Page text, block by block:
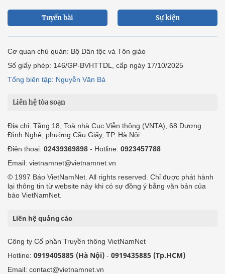
Tuyến bài Sự kiện
Cơ quan chủ quản: Bộ Dân tộc và Tôn giáo
Số giấy phép: 146/GP-BVHTTDL, cấp ngày 17/10/2025
Tổng biên tập: Nguyễn Văn Bá
Liên hệ tòa soạn
Địa chỉ: Tầng 18, Toà nhà Cục Viễn thông (VNTA), 68 Dương
Đình Nghệ, phường Cầu Giấy, TP. Hà Nội.
Điện thoại: 02439369898 - Hotline: 0923457788
Email: vietnamnet@vietnamnet.vn
© 1997 Báo VietNamNet. All rights reserved. Chỉ được phát hành
lại thông tin từ website này khi có sự đồng ý bằng văn bản của
báo VietNamNet.
Liên hệ quảng cáo
Công ty Cổ phần Truyền thông VietNamNet
Hotline: 0919405885 (Hà Nội) - 0919435885 (Tp.HCM)
Email: contact@vietnamnet.vn